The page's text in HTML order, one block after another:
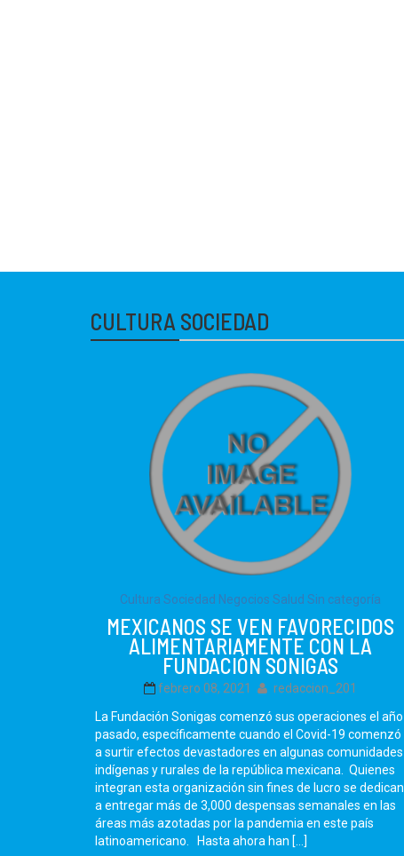
CULTURA SOCIEDAD
Cultura Sociedad Negocios Salud Sin categoría
MEXICANOS SE VEN FAVORECIDOS
ALIMENTARIAMENTE CON LA
FUNDACIÓN SONIGAS
febrero 08, 2021
redaccion_201
La Fundación Sonigas comenzó sus operaciones el año
pasado, específicamente cuando el Covid-19 comenzó
a surtir efectos devastadores en algunas comunidades
indígenas y rurales de la república mexicana. Quienes
integran esta organización sin fines de lucro se dedican
a entregar más de 3,000 despensas semanales en las
áreas más azotadas por la pandemia en este país
latinoamericano. Hasta ahora han […]